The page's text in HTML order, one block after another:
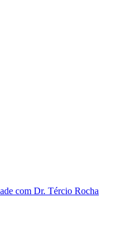
com Dr. Tércio Rocha